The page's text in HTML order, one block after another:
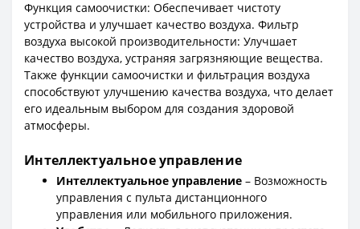
Функция самоочистки: Обеспечивает чистоту
устройства и улучшает качество воздуха. Фильтр
воздуха высокой производительности: Улучшает
качество воздуха, устраняя загрязняющие вещества.
Также функции самоочистки и фильтрация воздуха
способствуют улучшению качества воздуха, что делает
его идеальным выбором для создания здоровой
атмосферы.
Интеллектуальное управление
Интеллектуальное управление – Возможность
управления с пульта дистанционного
управления или мобильного приложения.